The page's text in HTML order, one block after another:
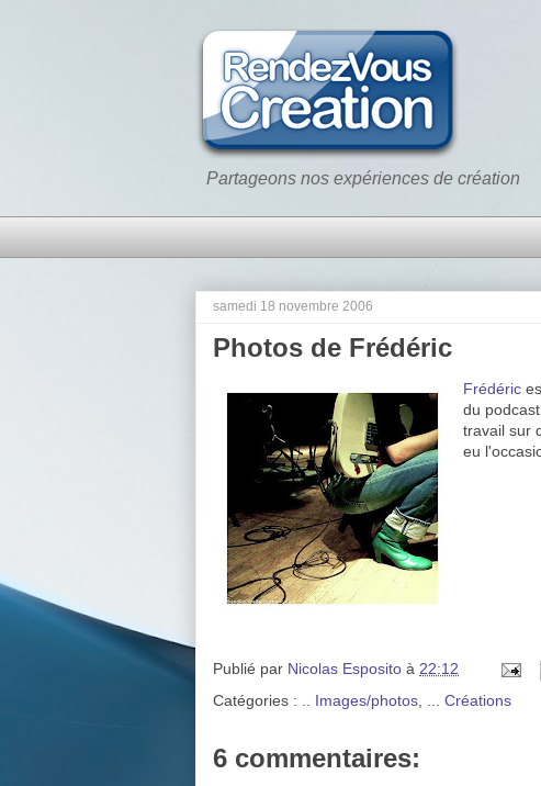
Partageons nos expériences de création
samedi 18 novembre 2006
Photos de Frédéric
Frédéric
du
travail sur
eu
Publié par Nicolas Esposito à 22:12
Catégories :
.. Images/photos ... Créations
6 commentaires: